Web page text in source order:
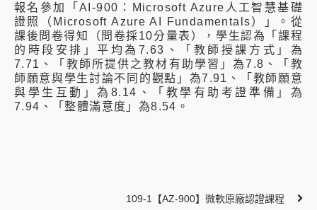
報名參加「AI-900：Microsoft Azure人工智慧基礎
證照（Microsoft Azure AI Fundamentals）」。從
課後問卷得知（問卷採10分量表），學生認為「課程
的時段安排」平均為7.63、「教師授課方式」為
7.71、「教師所提供之教材有助學習」為7.8、「教
師願意與學生討論不同的觀點」為7.91、「教師願意
與學生互動」為8.14、「教學有助考證準備」為
7.94、「整體滿意度」為8.54。
109-1【AZ-900】微軟​​​​原廠認證課程